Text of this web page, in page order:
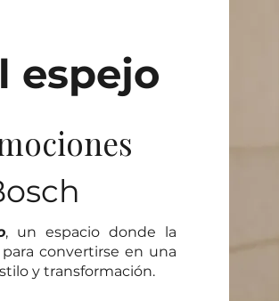
, un espacio donde la
convertirse en una
y transformación.
espejo